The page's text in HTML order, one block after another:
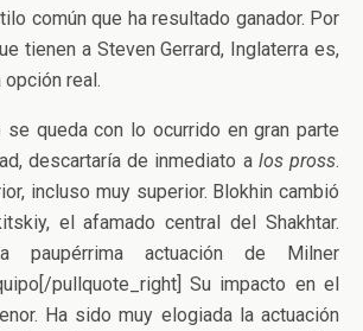
común que ha resultado ganador. Por
tienen a Steven Gerrard, Inglaterra es,
opción real.
queda con lo ocurrido en gran parte
descartaría de inmediato a los pross.
incluso muy superior. Blokhin cambió
el afamado central del Shakhtar.
paupérrima actuación de Milner
pullquote_right] Su impacto en el
Ha sido muy elogiada la actuación